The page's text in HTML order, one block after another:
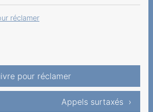
réclamer
pour réclamer
Appels surtaxés ›
Informations sur les
services de
facturation et le
recouvrement